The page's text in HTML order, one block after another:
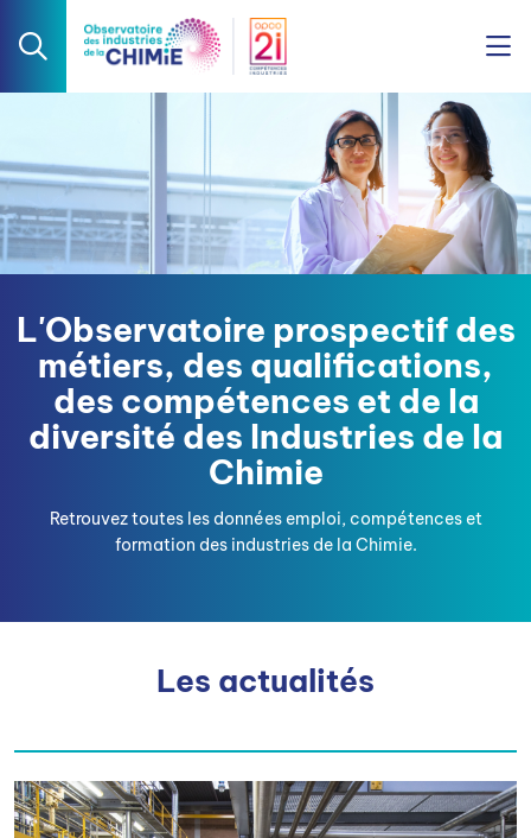
L'Observatoire prospectif des
métiers, des qualifications,
des compétences et de la
diversité des Industries de la
Chimie
Retrouvez toutes les données emploi, compétences et
formation des industries de la Chimie.
Les actualités